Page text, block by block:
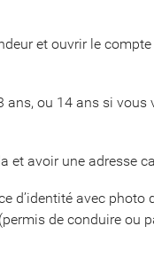
et ouvrir le compte
ans, ou 14 ans si vous
et avoir une adresse
d’identité avec photo
de conduire ou